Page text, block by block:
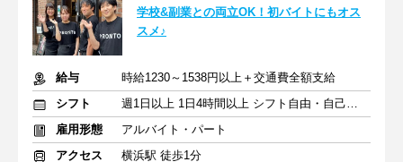
学校&副業との両立OK！初バイトにもオス
スメ♪
給与
時給1230～1538円以上＋交通費全額支給
シフト
週1日以上 1日4時間以上 シフト自由・自己申告
雇用形態
アルバイト・パート
アクセス
横浜駅 徒歩1分